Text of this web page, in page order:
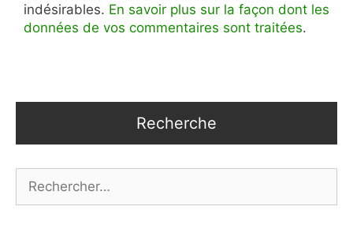
indésirables. En savoir plus sur la façon dont les
données de vos commentaires sont traitées.
Recherche